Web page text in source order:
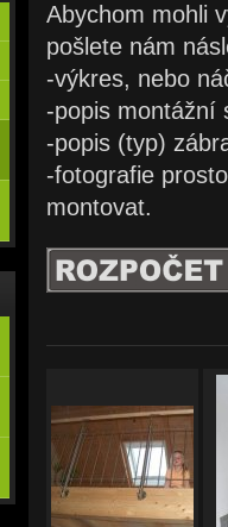
Abychom mohli
pošlete nám
-výkres, nebo
-popis montážní
-popis (typ)
-fotografie
montovat.